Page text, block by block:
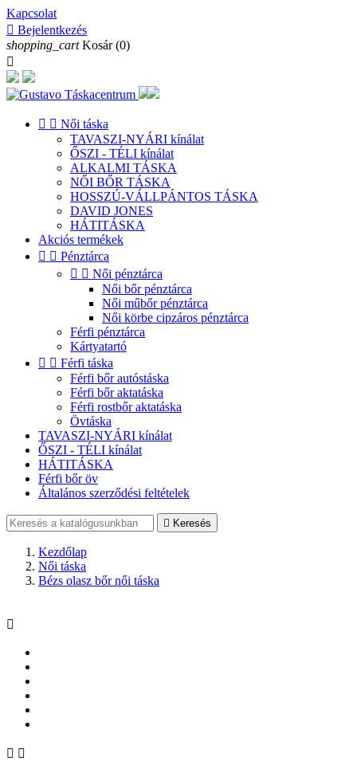
Kapcsolat
 Bejelentkezés
shopping_cart Kosár (0)

  Női táska
TAVASZI-NYÁRI kínálat
ŐSZI - TÉLI kínálat
ALKALMI TÁSKA
NŐI BŐR TÁSKA
HOSSZÚ-VÁLLPÁNTOS TÁSKA
DAVID JONES
HÁTITÁSKA
Akciós termékek
  Pénztárca
  Női pénztárca
Női bőr pénztárca
Női műbőr pénztárca
Női körbe cipzáros pénztárca
Férfi pénztárca
Kártyatartó
  Férfi táska
Férfi bőr autóstáska
Férfi bőr aktatáska
Férfi rostbőr aktatáska
Övtáska
TAVASZI-NYÁRI kínálat
ŐSZI - TÉLI kínálat
HÁTITÁSKA
Férfi bőr öv
Általános szerződési feltételek
 Keresés
Kezdőlap
Női táska
Bézs olasz bőr női táska

 